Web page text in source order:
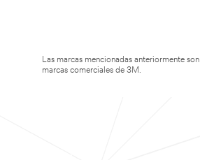
Las marcas mencionadas anteriormente son
marcas comerciales de 3M.